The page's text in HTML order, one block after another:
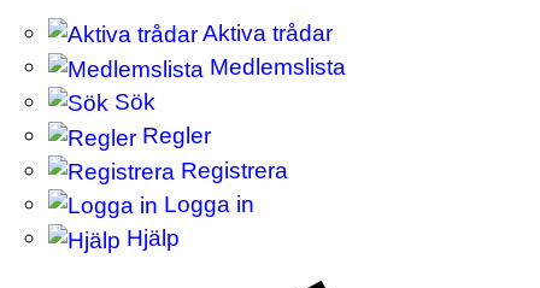
Aktiva trådar
Medlemslista
Sök
Regler
Registrera
Logga in
Hjälp